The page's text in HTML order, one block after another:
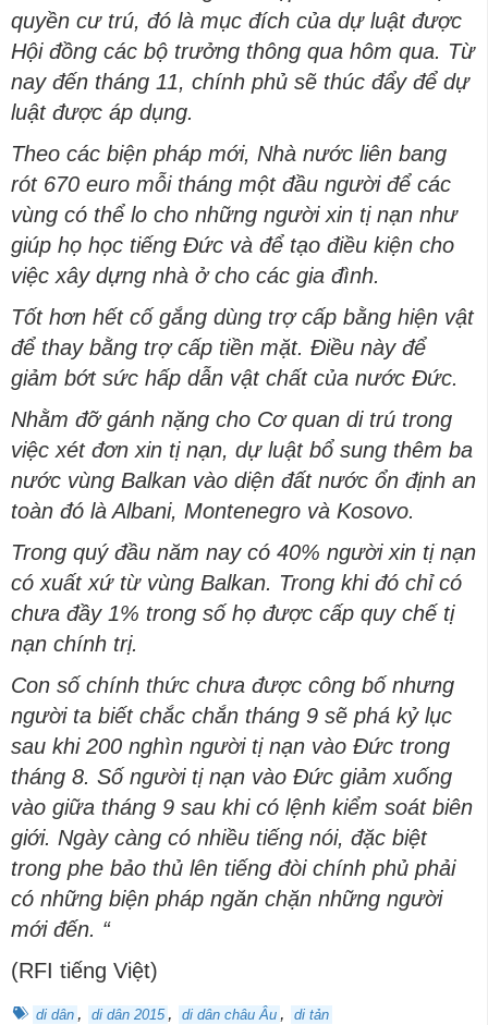
quyền cư trú, đó là mục đích của dự luật được
Hội đồng các bộ trưởng thông qua hôm qua. Từ
nay đến tháng 11, chính phủ sẽ thúc đẩy để dự
luật được áp dụng.
Theo các biện pháp mới, Nhà nước liên bang
rót 670 euro mỗi tháng một đầu người để các
vùng có thể lo cho những người xin tị nạn như
giúp họ học tiếng Đức và để tạo điều kiện cho
việc xây dựng nhà ở cho các gia đình.
Tốt hơn hết cố gắng dùng trợ cấp bằng hiện vật
để thay bằng trợ cấp tiền mặt. Điều này để
giảm bớt sức hấp dẫn vật chất của nước Đức.
Nhằm đỡ gánh nặng cho Cơ quan di trú trong
việc xét đơn xin tị nạn, dự luật bổ sung thêm ba
nước vùng Balkan vào diện đất nước ổn định an
toàn đó là Albani, Montenegro và Kosovo.
Trong quý đầu năm nay có 40% người xin tị nạn
có xuất xứ từ vùng Balkan. Trong khi đó chỉ có
chưa đầy 1% trong số họ được cấp quy chế tị
nạn chính trị.
Con số chính thức chưa được công bố nhưng
người ta biết chắc chắn tháng 9 sẽ phá kỷ lục
sau khi 200 nghìn người tị nạn vào Đức trong
tháng 8. Số người tị nạn vào Đức giảm xuống
vào giữa tháng 9 sau khi có lệnh kiểm soát biên
giới. Ngày càng có nhiều tiếng nói, đặc biệt
trong phe bảo thủ lên tiếng đòi chính phủ phải
có những biện pháp ngăn chặn những người
mới đến. “
(RFI tiếng Việt)
di dân , di dân 2015 , di dân châu Âu , di tản